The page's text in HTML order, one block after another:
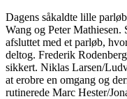
Dagens såkaldte lille
Wang og Peter
afsluttet med et parløb,
deltog. Frederik
sikkert. Niklas Larsen/
at erobre en omgang og
rutinerede Marc Hester/